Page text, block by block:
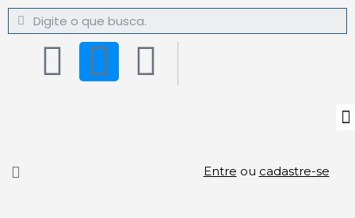
Entre ou cadastre-se